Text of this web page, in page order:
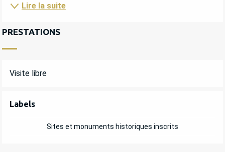
Lire la suite
PRESTATIONS
Visite libre
OFFRES DE PRESTATIONS
Labels
Labels
Sites et monuments historiques inscrits